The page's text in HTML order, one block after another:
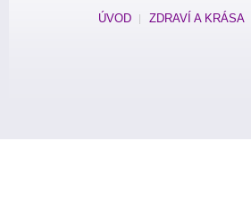
ÚVOD ZDRAVÍ A KRÁSA